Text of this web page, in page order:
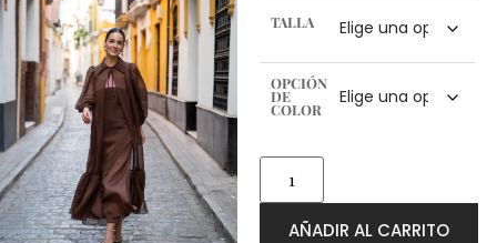
TALLA
OPCIÓN
DE
COLOR
AÑADIR AL CARRITO